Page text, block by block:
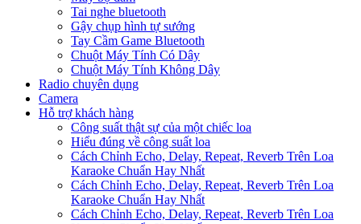
Tai nghe bluetooth
Gậy chụp hình tự sướng
Tay Cầm Game Bluetooth
Chuột Máy Tính Có Dây
Chuột Máy Tính Không Dây
Radio chuyên dụng
Camera
Hỗ trợ khách hàng
Công suất thật sự của một chiếc loa
Hiểu đúng về công suất loa
Cách Chỉnh Echo, Delay, Repeat, Reverb Trên Loa
Karaoke Chuẩn Hay Nhất
Cách Chỉnh Echo, Delay, Repeat, Reverb Trên Loa
Karaoke Chuẩn Hay Nhất
Cách Chỉnh Echo, Delay, Repeat, Reverb Trên Loa